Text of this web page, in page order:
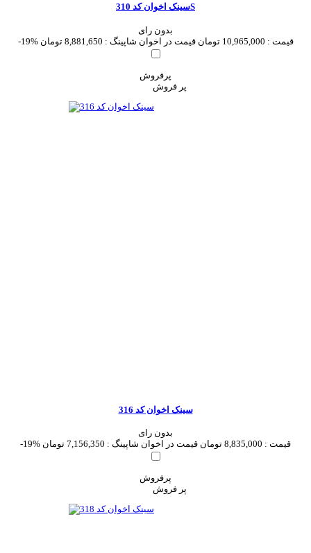
سینک اخوان کد 310S
بدون رای
-19%
قیمت : 10,965,000 تومان قیمت در اخوان شاپینگ : 8,881,650 تومان
پرفروش
سینک اخوان کد 316
بدون رای
-19%
قیمت : 8,835,000 تومان قیمت در اخوان شاپینگ : 7,156,350 تومان
پرفروش